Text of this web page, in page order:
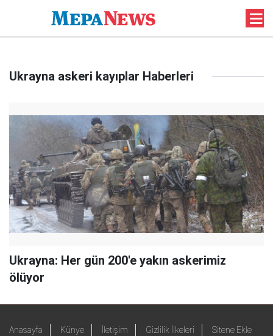
Ukrayna askeri kayıplar Haberleri
Ukrayna: Her gün 200'e yakın askerimiz
ölüyor
Anasayfa Künye İletişim Gizlilik İlkeleri Sitene Ekle